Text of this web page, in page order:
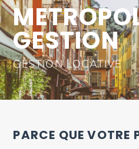
GESTION
GESTION LOCATIVE
PARCE QUE VOTRE